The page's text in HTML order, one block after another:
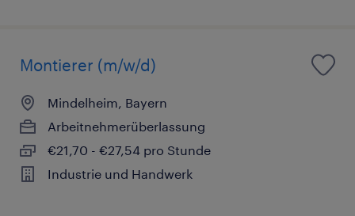
Montierer (m/w/d)
Mindelheim, Bayern
Arbeitnehmerüberlassung
€21,70 - €27,54 pro Stunde
Industrie und Handwerk